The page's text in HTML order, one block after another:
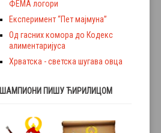
ФЕМА логори
Експеримент “Пет мајмуна”
Од гасних комора до Кодекс
алиментаријуса
Хрватска - светска шугава овца
ШАМПИОНИ ПИШУ ЋИРИЛИЦОМ